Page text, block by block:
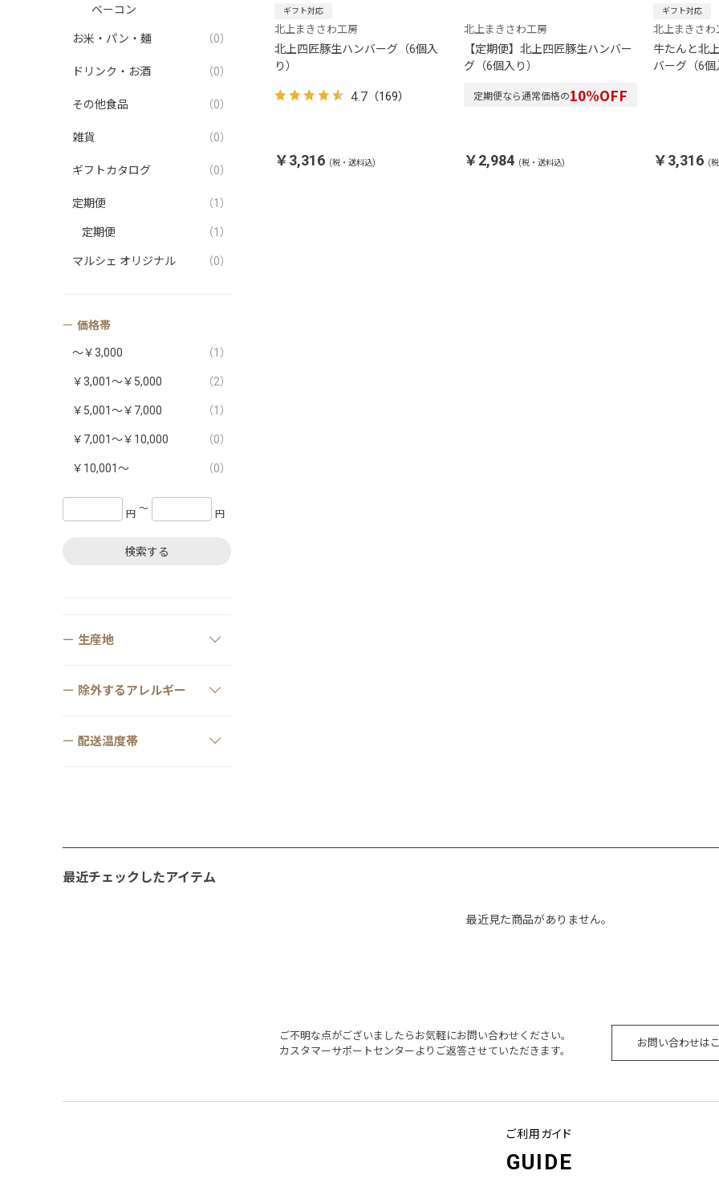
ギフト対応
北上まきさわ工房
北上四匠豚生ハンバーグ（6個入
り）
4.7 （169）
￥3,316 (税・送料込)
北上まきさわ工房
【定期便】北上四匠豚生ハンバー
グ（6個入り）
定期便なら通常価格の10%OFF
￥2,984 (税・送料込)
ギフト対応
北上まきさわ
牛たんと北
バーグ（6個
￥3,316 (
ベーコン
お米・パン・麺 （0）
ドリンク・お酒 （0）
その他食品 （0）
雑貨 （0）
ギフトカタログ （0）
定期便 （1）
定期便 （1）
マルシェ オリジナル （0）
価格帯
～￥3,000 （1）
￥3,001～￥5,000 （2）
￥5,001～￥7,000 （1）
￥7,001～￥10,000 （0）
￥10,001～ （0）
円 〜 円
検索する
生産地
除外するアレルギー
配送温度帯
最近チェックしたアイテム
最近見た商品がありません。
ご不明な点がございましたらお気軽にお問い合わせください。
カスタマーサポートセンターよりご返答させていただきます。
お問い合わせは
ご利用ガイド
GUIDE